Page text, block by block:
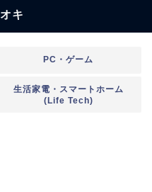
キ
PC・ゲーム
生活家電・スマートホーム
(Life Tech)